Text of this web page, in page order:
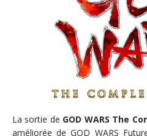
La sortie de GOD WARS The
améliorée de GOD WARS